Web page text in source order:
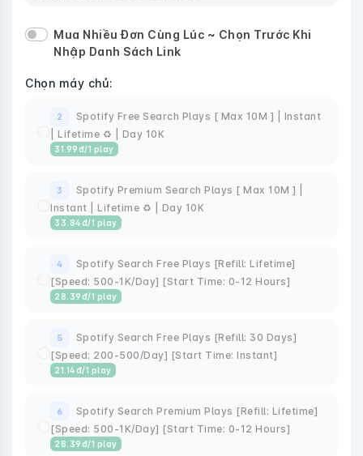
Mua Nhiều Đơn Cùng Lúc ~ Chọn Trước Khi
Nhập Danh Sách Link
Chọn máy chủ:
2
Spotify Free Search Plays [ Max 10M ] | Instant
| Lifetime ♻️ | Day 10K
31.99 đ/1 play
3
Spotify Premium Search Plays [ Max 10M ] |
Instant | Lifetime ♻️ | Day 10K
33.84 đ/1 play
4
Spotify Search Free Plays [Refill: Lifetime]
[Speed: 500-1K/Day] [Start Time: 0-12 Hours]
28.39 đ/1 play
5
Spotify Search Free Plays [Refill: 30 Days]
[Speed: 200-500/Day] [Start Time: Instant]
21.14 đ/1 play
6
Spotify Search Premium Plays [Refill: Lifetime]
[Speed: 500-1K/Day] [Start Time: 0-12 Hours]
28.39 đ/1 play